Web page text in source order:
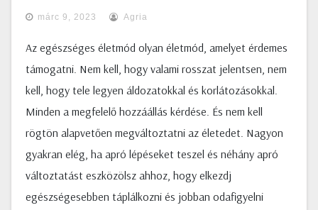
márc 9, 2023 Agria
Az egészséges életmód olyan életmód, amelyet érdemes
támogatni. Nem kell, hogy valami rosszat jelentsen, nem
kell, hogy tele legyen áldozatokkal és korlátozásokkal.
Minden a megfelelő hozzáállás kérdése. És nem kell
rögtön alapvetően megváltoztatni az életedet. Nagyon
gyakran elég, ha apró lépéseket teszel és néhány apró
változtatást eszközölsz ahhoz, hogy elkezdj
egészségesebben táplálkozni és jobban odafigyelni